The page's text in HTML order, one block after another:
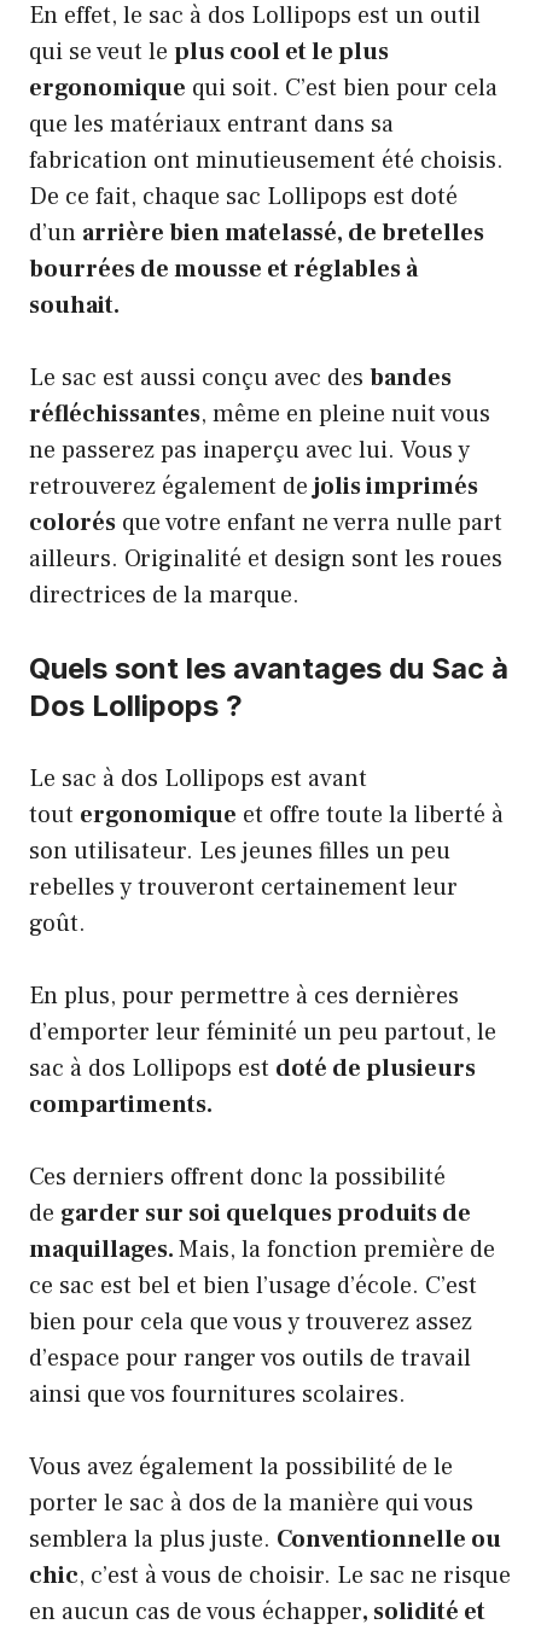
En effet, le sac à dos Lollipops est un outil
qui se veut le plus cool et le plus
ergonomique qui soit. C’est bien pour cela
que les matériaux entrant dans sa
fabrication ont minutieusement été choisis.
De ce fait, chaque sac Lollipops est doté
d’un arrière bien matelassé, de bretelles
bourrées de mousse et réglables à
souhait.
Le sac est aussi conçu avec des bandes
réfléchissantes, même en pleine nuit vous
ne passerez pas inaperçu avec lui. Vous y
retrouverez également dejolis imprimés
colorés que votre enfant ne verra nulle part
ailleurs. Originalité et design sont les roues
directrices de la marque.
Quels sont les avantages du Sac à
Dos Lollipops ?
Le sac à dos Lollipops est avant
tout ergonomique et offre toute la liberté à
son utilisateur. Les jeunes filles un peu
rebelles y trouveront certainement leur
goût.
En plus, pour permettre à ces dernières
d’emporter leur féminité un peu partout, le
sac à dos Lollipops est doté de plusieurs
compartiments.
Ces derniers offrent donc la possibilité
de garder sur soi quelques produits de
maquillages.Mais, la fonction première de
ce sac est bel et bien l’usage d’école. C’est
bien pour cela que vous y trouverez assez
d’espace pour ranger vos outils de travail
ainsi que vos fournitures scolaires.
Vous avez également la possibilité de le
porter le sac à dos de la manière qui vous
semblera la plus juste. Conventionnelle ou
chic, c’est à vous de choisir. Le sac ne risque
en aucun cas de vous échapper, solidité et